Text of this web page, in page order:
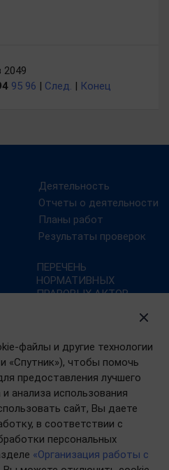
файлы и другие технологии
«Спутник»), чтобы помочь
предоставления лучшего
анализа использования
сайт, Вы даете
в соответствии с
персональных
«Организация работы с
2049
95 96 | След. | Конец
Деятельность
Отчеты о деятельности
Планы работ
Результаты проверок
ПЕРЕЧЕНЬ
НОРМАТИВНЫХ
ПРАВОВЫХ АКТОВ,
Портал госуслуг
План преодоления
последствий эпидемии
коронавируса в РФ